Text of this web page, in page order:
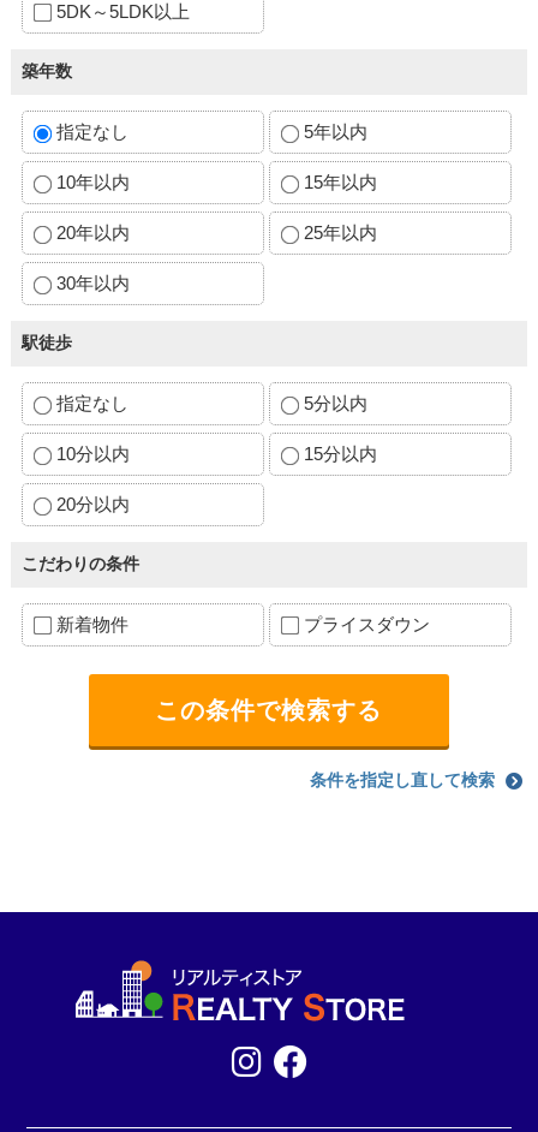
5DK～5LDK以上
築年数
指定なし 5年以内
10年以内 15年以内
20年以内 25年以内
30年以内
駅徒歩
指定なし 5分以内
10分以内 15分以内
20分以内
こだわりの条件
新着物件 プライスダウン
条件を指定し直して検索